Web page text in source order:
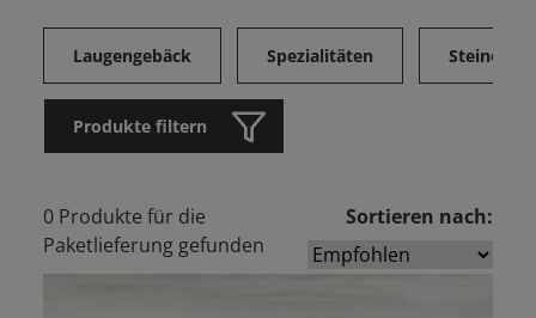
Laugengebäck Spezialitäten Steinofen
Produkte filtern
0 Produkte für die
Paketlieferung gefunden
Sortieren nach: